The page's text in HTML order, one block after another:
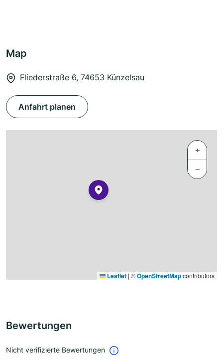
Map
Fliederstraße 6, 74653 Künzelsau
Anfahrt planen
+
−
Leaflet | ©OpenStreetMapcontributors
Bewertungen
Nicht verifizierte Bewertungen